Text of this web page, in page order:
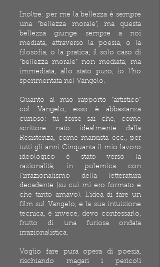
Inoltre: per me la bellezza è sempre
una “bellezza morale”, ma questa
bellezza giunge sempre a noi
mediata, attraverso la poesia, o la
filosofia, o la pratica; il solo caso di
“bellezza morale” non mediata, ma
immediata, allo stato puro, io l’ho
sperimentata nel Vangelo.
Quanto al mio rapporto “artistico”
col Vangelo, esso è abbastanza
curioso: tu forse sai che, come
scrittore nato idealmente dalla
Resistenza, come marxista ecc., per
tutti gli anni Cinquanta il mio lavoro
ideologico è stato verso la
razionalità, in polemica con
l’irrazionalismo della letteratura
decadente (su cui mi ero formato e
che tanto amavo). L’idea di fare un
film sul Vangelo, e la sua intuizione
tecnica, è invece, devo confessarlo,
frutto di una furiosa ondata
irrazionalistica.
Voglio fare pura opera di poesia,
rischiando magari i pericoli